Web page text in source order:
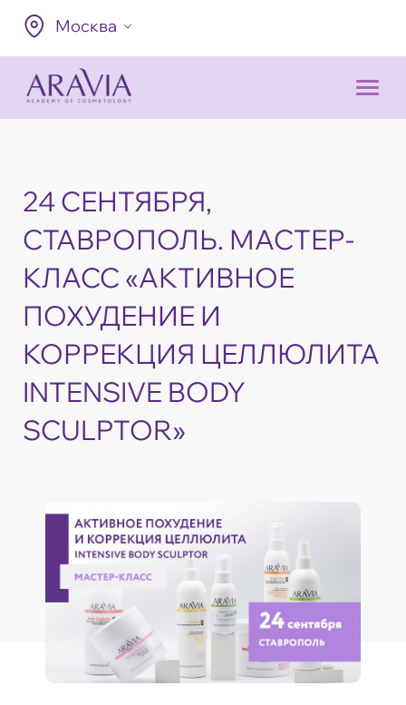
Москва
24 СЕНТЯБРЯ,
СТАВРОПОЛЬ. МАСТЕР-
КЛАСС «АКТИВНОЕ
ПОХУДЕНИЕ И
КОРРЕКЦИЯ ЦЕЛЛЮЛИТА
INTENSIVE BODY
SCULPTOR»